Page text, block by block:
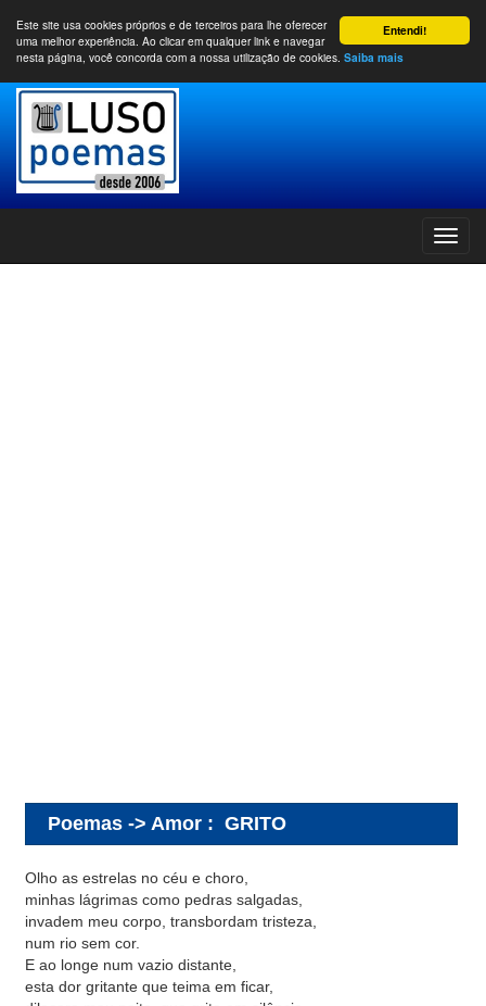
Entendi!
Este site usa cookies próprios e de terceiros para lhe oferecer
uma melhor experiência. Ao clicar em qualquer link e navegar
nesta página, você concorda com a nossa utilização de cookies. Saiba mais
Poemas -> Amor : GRITO
Olho as estrelas no céu e choro,
minhas lágrimas como pedras salgadas,
invadem meu corpo, transbordam tristeza,
num rio sem cor.
E ao longe num vazio distante,
esta dor gritante que teima em ficar,